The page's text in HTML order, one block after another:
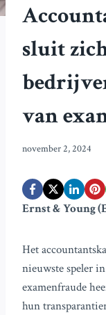
sluit
van
november 2, 2024
Ernst & Young
Het
nieuwste speler
examenfraude
hun